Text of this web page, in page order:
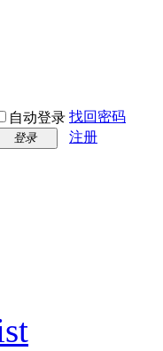
自动登录 找回密码
登录 注册